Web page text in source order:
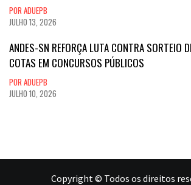
POR ADUEPB
JULHO 13, 2026
ANDES-SN REFORÇA LUTA CONTRA SORTEIO
COTAS EM CONCURSOS PÚBLICOS
POR ADUEPB
JULHO 10, 2026
Copyright © Todos os direitos